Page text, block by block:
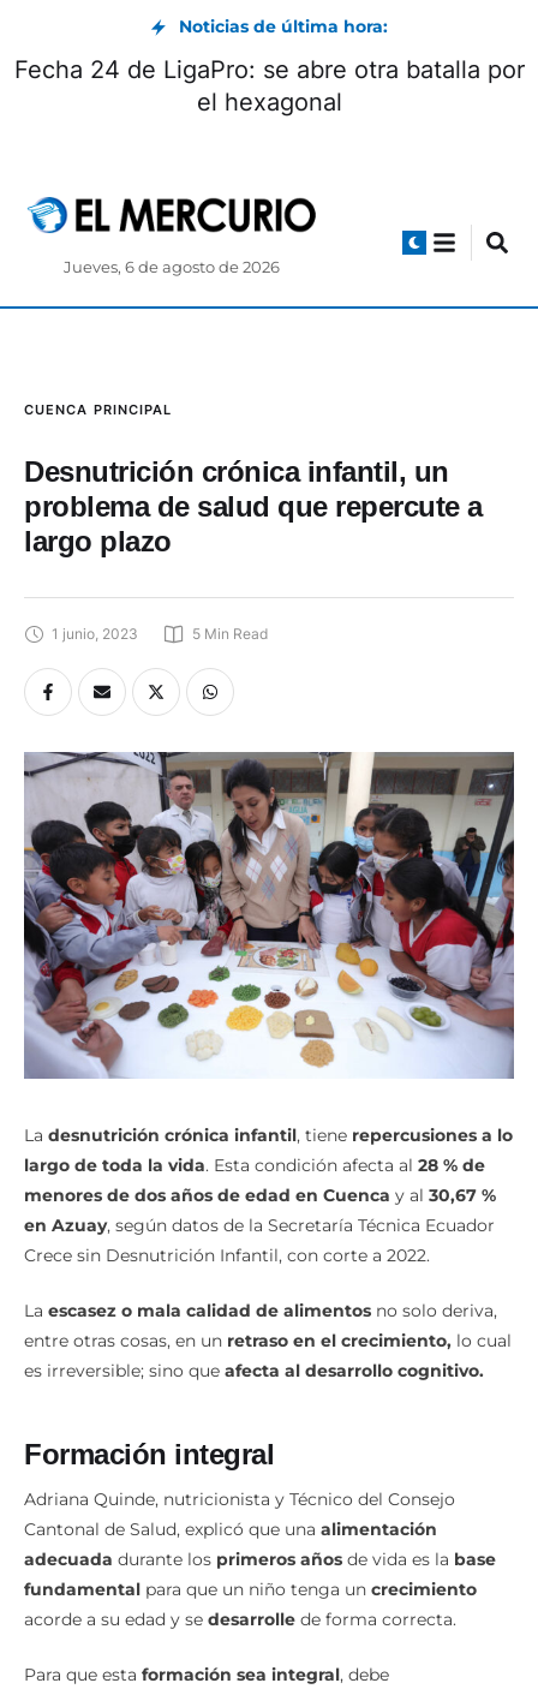
Noticias de última hora:
Tras seis meses de suspensión, Ecuador
vuelve a recibir energía de Colombia
Jueves, 6 de agosto de 2026
CUENCA PRINCIPAL
Desnutrición crónica infantil, un
problema de salud que repercute a
largo plazo
1 junio, 2023 5 Min Read
La desnutrición crónica infantil, tiene repercusiones a lo
largo de toda la vida. Esta condición afecta al 28 % de
menores de dos años de edad en Cuenca y al 30,67 %
en Azuay, según datos de la Secretaría Técnica Ecuador
Crece sin Desnutrición Infantil, con corte a 2022.
La escasez o mala calidad de alimentos no solo deriva,
entre otras cosas, en un retraso en el crecimiento, lo cual
es irreversible; sino que afecta al desarrollo cognitivo.
Formación integral
Adriana Quinde, nutricionista y Técnico del Consejo
Cantonal de Salud, explicó que una alimentación
adecuada durante los primeros años de vida es la base
fundamental para que un niño tenga un crecimiento
acorde a su edad y se desarrolle de forma correcta.
Para que esta formación sea integral, debe